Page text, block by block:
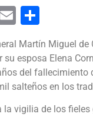
Email
Martín Miguel
su esposa Elena
del fallecimiento
salteños en los
la vigilia de los